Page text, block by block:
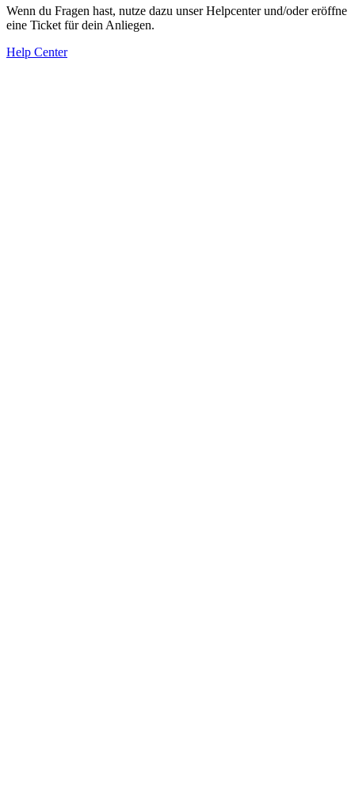
Wenn du Fragen hast, nutze dazu unser Helpcenter und/oder eröffne
eine Ticket für dein Anliegen.
Help Center